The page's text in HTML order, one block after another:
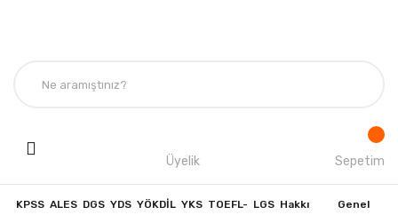
Üyelik Sepetim
KPSS ALES DGS YDS YÖKDİL YKS TOEFL- LGS Hakkı Genel